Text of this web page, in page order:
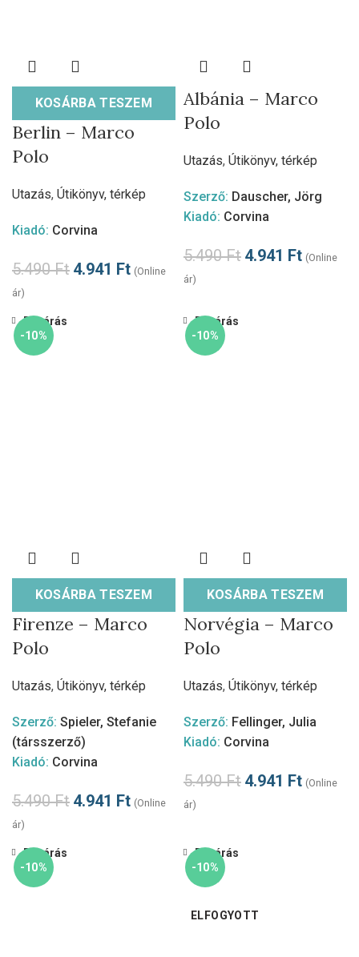
KOSÁRBA TESZEM
Berlin – Marco
Polo
Utazás, Útikönyv, térkép
Kiadó: Corvina
5.490Ft 4.941 Ft (Online
ár)
Albánia – Marco
Polo
Utazás, Útikönyv, térkép
Szerző: Dauscher, Jörg
Kiadó: Corvina
5.490Ft 4.941 Ft (Online
ár)
-10%
KOSÁRBA TESZEM
Bezárás
Firenze – Marco
Polo
Utazás, Útikönyv, térkép
Szerző: Spieler, Stefanie
(társszerző)
Kiadó: Corvina
5.490Ft 4.941 Ft (Online
ár)
-10%
KOSÁRBA TESZEM
Bezárás
Norvégia – Marco
Polo
Utazás, Útikönyv, térkép
Szerző: Fellinger, Julia
Kiadó: Corvina
5.490Ft 4.941 Ft (Online
ár)
-10%
Bezárás
-10%
ELFOGYOTT
Bezárás